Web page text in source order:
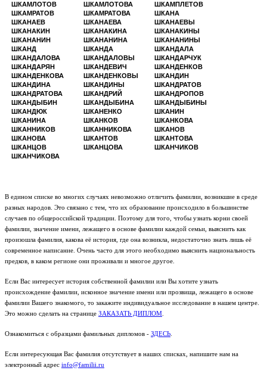
ШКАМЛОТОВ
ШКАМЛОТОВА
ШКАМПЛЕТОВ
ШКАМРАТОВ
ШКАМРАТОВА
ШКАНА
ШКАНАЕВ
ШКАНАЕВА
ШКАНАЕВЫ
ШКАНАКИН
ШКАНАКИНА
ШКАНАКИНЫ
ШКАНАНИН
ШКАНАНИНА
ШКАНАНИНЫ
ШКАНД
ШКАНДА
ШКАНДАЛА
ШКАНДАЛОВА
ШКАНДАЛОВЫ
ШКАНДАРЧУК
ШКАНДАРЯН
ШКАНДЕВИЧ
ШКАНДЕНКОВ
ШКАНДЕНКОВА
ШКАНДЕНКОВЫ
ШКАНДИН
ШКАНДИНА
ШКАНДИНЫ
ШКАНДРАТОВ
ШКАНДРАТОВА
ШКАНДРИЙ
ШКАНДРОПОВ
ШКАНДЫБИН
ШКАНДЫБИНА
ШКАНДЫБИНЫ
ШКАНДЮК
ШКАНЕНКО
ШКАНИН
ШКАНИНА
ШКАНКОВ
ШКАНКОВА
ШКАННИКОВ
ШКАННИКОВА
ШКАНОВ
ШКАНОВА
ШКАНТОВ
ШКАНТОВА
ШКАНЦОВ
ШКАНЦОВА
ШКАНЧИКОВ
ШКАНЧИКОВА
В едином списке во многих случаях невозможно отличить фамилии, возникшие в среде
разных народов. Это связано с тем, что их образование происходило в большинстве
случаев по общероссийской традиции. Поэтому для того, чтобы узнать корни своей
фамилии, значение имени, лежащего в основе фамилии каждой семьи, выяснить как
произошла фамилия, какова её история, где она возникла, недостаточно знать лишь её
современное написание. Очень часто для этого необходимо выяснить национальность
предков, в каком регионе они проживали и многое другое.
Если Вас интересует история собственной фамилии или Вы хотите узнать
происхождение фамилии, исконное значение имени или прозвища, лежащего в основе
фамилии Вашего знакомого, то закажите индивидуальное исследование в нашем центре.
Это можно сделать на странице ЗАКАЗАТЬ ДИПЛОМ
Ознакомиться с образцами фамильных дипломов - ЗДЕСЬ
Если интересующая Вас фамилия отсутствует в наших списках, напишите нам на
электронный адрес info@familii.ru